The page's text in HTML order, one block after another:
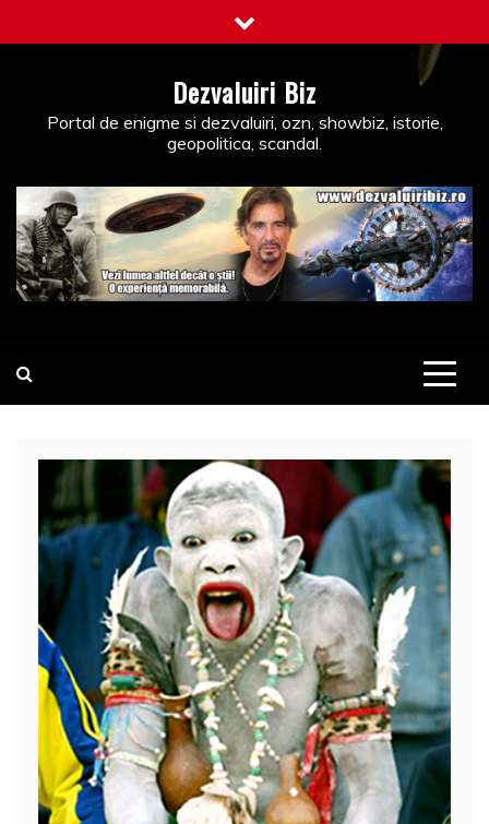
to
Dezvaluiri Biz
Portal de enigme si dezvaluiri, ozn, showbiz, istorie,
geopolitica, scandal.